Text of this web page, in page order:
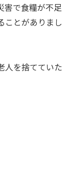
害で食糧が不足
ことがありまし
人を捨てていた